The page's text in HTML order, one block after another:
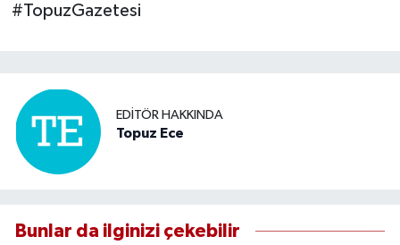
#TopuzGazetesi
EDITÖR HAKKINDA
Topuz Ece
Bunlar da ilginizi çekebilir